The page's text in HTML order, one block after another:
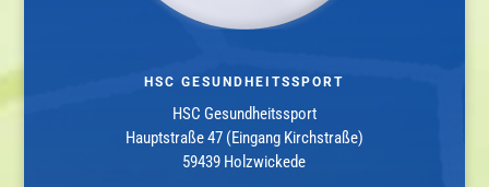
HSC GESUNDHEITSSPORT
HSC Gesundheitssport
Hauptstraße 47 (Eingang Kirchstraße)
59439 Holzwickede